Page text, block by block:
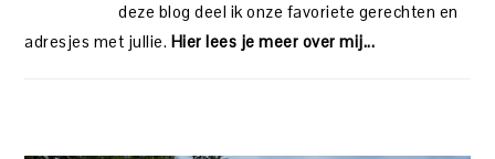
deze blog deel ik onze favoriete gerechten en
adresjes met jullie. Hier lees je meer over mij...